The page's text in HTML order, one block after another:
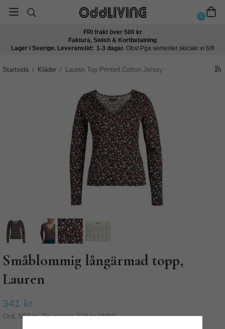
0
FRI frakt över 500 kr
Faktura, Swish & Kortbetalning
Lager i Sverige. Leveranstid: 1-3 dagar. Obs! Pga semester skicakr vi 6/8
Startsida / Kläder / Lauren Top Printed Cotton Jersey
Småblommig långärmad topp,
Lauren
341 kr
Ord. 569 kr. Du sparar228 kr(40%)